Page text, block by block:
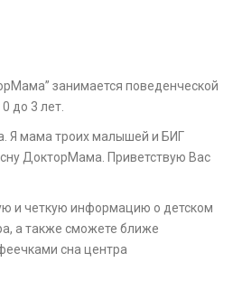
занимается поведенческой
до 3 лет.
Я мама троих малышей и БИГ
ДокторМама. Приветствую Вас
и четкую информацию о детском
а также сможете ближе
сна центра